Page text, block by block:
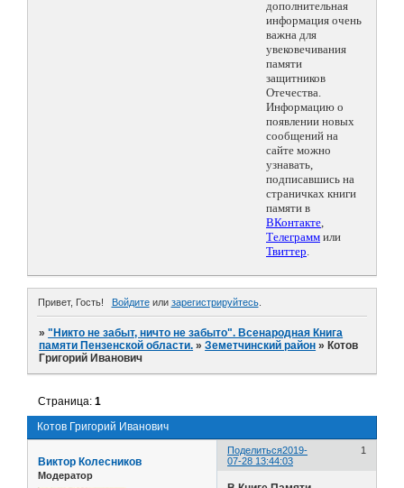
дополнительная
информация очень
важна для
увековечивания
памяти
защитников
Отечества.
Информацию о
появлении новых
сообщений на
сайте можно
узнавать,
подписавшись на
страничках книги
памяти в
ВКонтакте,
Телеграмм или
Твиттер.
Привет, Гость! Войдитеили зарегистрируйтесь.
»"Никто не забыт, ничто не забыто". Всенародная Книга
памяти Пензенской области. »Земетчинский район » Котов
Григорий Иванович
Котов Григорий Иванович
Страница:1
Поделиться 1
2019-
07-28 13:44:03
Виктор Колесников
Модератор